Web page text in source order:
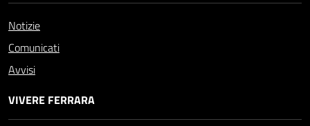
Notizie
Comunicati
Avvisi
VIVERE FERRARA